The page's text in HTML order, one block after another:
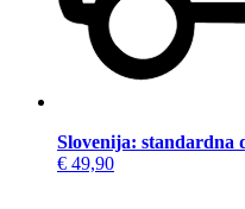
Slovenija: standardna
€ 49,90